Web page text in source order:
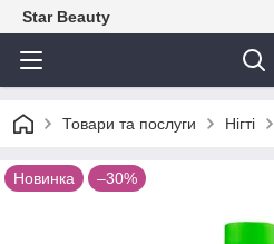
Star Beauty
Товари та послуги Нігті
Новинка –30%